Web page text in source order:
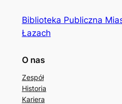
Biblioteka Publiczna
Łazach
O nas
Zespół
Historia
Kariera